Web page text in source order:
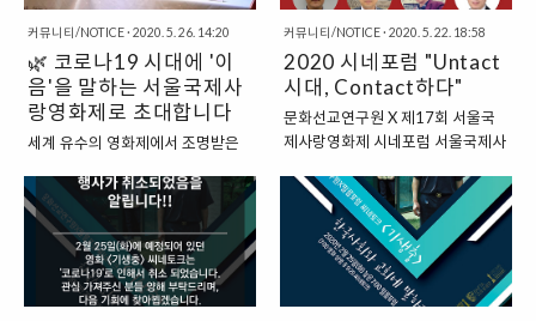
에 문선연의 콘텐츠들을 보다 잘 이
용하실 수 있도록 개편했습니다. 기
존 계정은 당분간 그대로 유지될 예
정입니다. 하지만 앞으로 업데이트
되는 부분은 새로운 홈페이지
www.cricum.com 에서 이루어질
선교연구원에 관심 가져주셔서 감
사드립니다! 새로운 홈페이지에서
뵈어요^^ 문화선교연구원 문화선
교연구원 www.cricum.com
더욱이 온라인 예배와 관련해, 다양
한 쟁점이 존재하고 있음을 느끼고
그에 따라 논의의 장이 필요함을 여
실히 경험했습니다. 문화선교연구
원은 혼란스러웠던 2020년 상반기
목회현장을 돌아보며, 그와 연계해
이야기 나누는 시간으로 북클럽 를
준비했습니다. 올 초 출간된 테레사
베르거의 (CLC, 2020)는 디지털 예
배에 대한 논의의 장을 열어주는 하
나의 텍스트라고 할 것입니다. 이 책
은 온라인 예배가 ..
커뮤니티/NOTICE· 2020. 5. 26. 14:20
🌿 코로나19 시대에 '이
음'을 말하는 서울국제사
랑영화제로 초대합니다
세계 유수의 영화제에서 조명받은
시대, Contact하다"까지 풍성한 자
리! 제17회 서울국제사랑영화제 올
해 영화제 주제는 '이음'입니다. "코
로나 19로 인해 우울해지고 지루한
나날들이 이어지고, 사회적 거리두
기로 단절이 일상화되지만, 그럴수
커뮤니티/NOTICE· 2020. 5. 22. 18:58
2020 시네포럼 "Untact
시대, Contact하다"
문화선교연구원 X 제17회 서울국
제사랑영화제 시네포럼 서울국제사
최로 열리는 이번 시네포럼의 주제
는 “Untact 시대, Contact하다”이
다. 코로나바이러스감염증-19 이후
한국교회와 사회뿐 아니라 전 세계
적으로 정치, 사회, 경제, 교육, 문화
등 다양한 차원에서 새로운 일상